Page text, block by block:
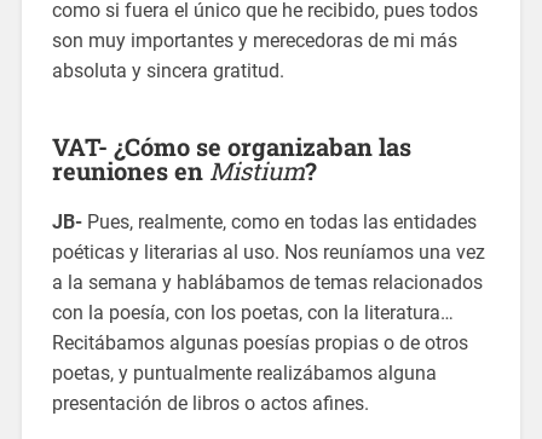
como si fuera el único que he recibido, pues todos
son muy importantes y merecedoras de mi más
absoluta y sincera gratitud.
VAT- ¿Cómo se organizaban las
reuniones en Mistium?
JB-Pues, realmente, como en todas las entidades
poéticas y literarias al uso. Nos reuníamos una vez
a la semana y hablábamos de temas relacionados
con la poesía, con los poetas, con la literatura…
Recitábamos algunas poesías propias o de otros
poetas, y puntualmente realizábamos alguna
presentación de libros o actos afines.